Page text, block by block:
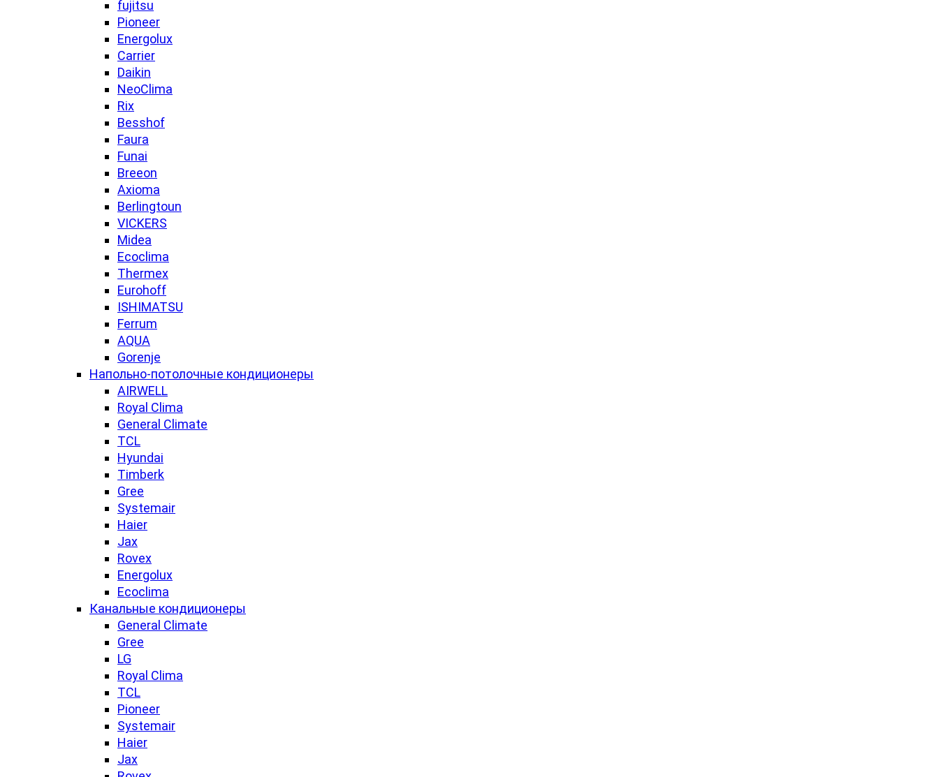
fujitsu
Pioneer
Energolux
Carrier
Daikin
NeoClima
Rix
Besshof
Faura
Funai
Breeon
Axioma
Berlingtoun
VICKERS
Midea
Ecoclima
Thermex
Eurohoff
ISHIMATSU
Ferrum
AQUA
Gorenje
Напольно-потолочные кондиционеры
AIRWELL
Royal Clima
General Climate
TCL
Hyundai
Timberk
Gree
Systemair
Haier
Jax
Rovex
Energolux
Ecoclima
Канальные кондиционеры
General Climate
Gree
LG
Royal Clima
TCL
Pioneer
Systemair
Haier
Jax